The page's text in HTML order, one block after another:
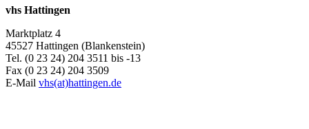
vhs Hattingen
Marktplatz 4
45527 Hattingen (Blankenstein)
Tel. (0 23 24) 204 3511 bis -13
Fax (0 23 24) 204 3509
E-Mail vhs(at)hattingen.de